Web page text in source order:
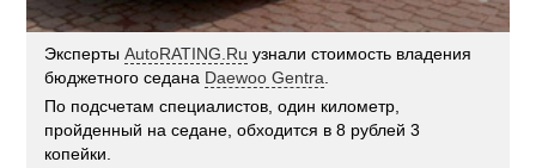
ЭкспертыAutoRATING.Ru узнали стоимость владения
бюджетного седана Daewoo Gentra
По подсчетам специалистов, один километр,
пройденный на седане, обходится в 8 рублей 3
копейки.